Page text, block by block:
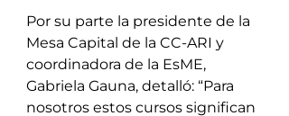
Por su parte la presidente de la
Mesa Capital de la CC-ARI y
coordinadora de la EsME,
Gabriela Gauna, detalló: “Para
nosotros estos cursos significan